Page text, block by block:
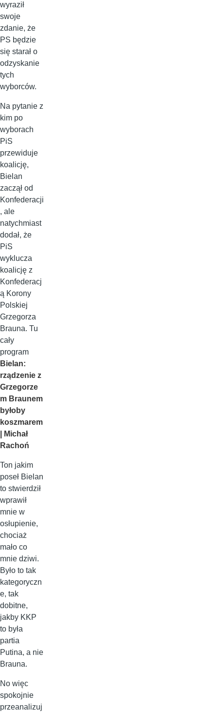
wyraził
swoje
zdanie, że
PS będzie
się starał o
odzyskanie
tych
wyborców.
Na pytanie z
kim po
wyborach
PiS
przewiduje
koalicję,
Bielan
zaczął od
Konfederacji
, ale
natychmiast
dodał, że
PiS
wyklucza
koalicję z
Konfederacj
ą Korony
Polskiej
Grzegorza
Brauna. Tu
cały
program
Bielan:
rządzenie z
Grzegorze
m Braunem
byłoby
koszmarem
| Michał
Rachoń
Ton jakim
poseł Bielan
to stwierdził
wprawił
mnie w
osłupienie,
chociaż
mało co
mnie dziwi.
Było to tak
kategoryczn
e, tak
dobitne,
jakby KKP
to była
partia
Putina, a nie
Brauna.
No więc
spokojnie
przeanalizuj